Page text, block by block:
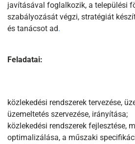
javításával foglalkozik, a települési
szabályozását végzi, stratégiát
és tanácsot ad.
Feladatai:
közlekedési rendszerek tervezése,
üzemeltetés szervezése, irányítása;
közlekedési rendszerek fejlesztése,
optimalizálása, a műszaki